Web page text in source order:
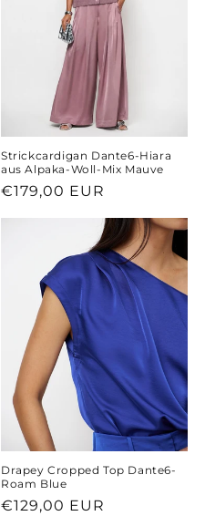
Strickcardigan Dante6-Hiara
aus Alpaka-Woll-Mix Mauve
Normaler
€179,00 EUR
Drapey Cropped Top Dante6-
Roam Blue
Normaler
€129,00 EUR